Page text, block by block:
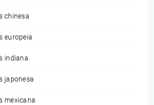
chinesa
europeia
indiana
japonesa
mexicana